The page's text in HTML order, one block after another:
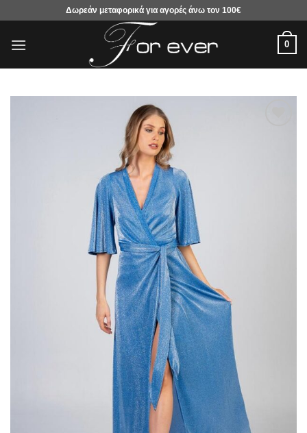
περιεχόμενο
Δωρεάν μεταφορικά για αγορές άνω τον 100€
0